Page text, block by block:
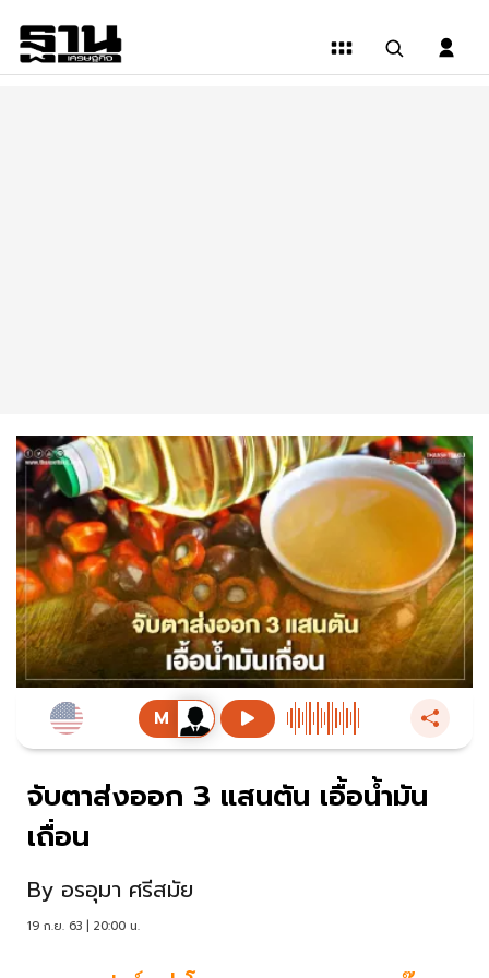
จับตาส่งออก 3 แสนตัน เอื้อน้ำมัน
เถื่อน
By อรอุมา ศรีสมัย
19 ก.ย. 63 | 20:00 น.